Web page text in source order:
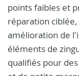
points faibles et
réparation
amélioration de
éléments de
qualifiés pour